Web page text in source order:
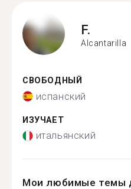
F.
Alcantarilla
СВОБОДНЫЙ
испанский
ИЗУЧАЕТ
итальянский
Мои любимые темы